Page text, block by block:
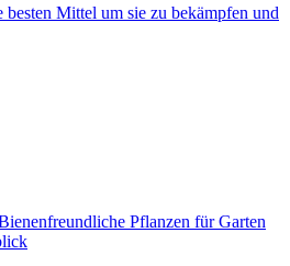
Mittel um sie zu bekämpfen und
Pflanzen für Garten